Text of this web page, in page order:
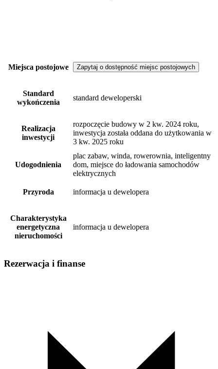
Miejsca postojowe Zapytaj o dostępność miejsc postojowych
Standard
wykończenia
standard deweloperski
Realizacja
inwestycji
rozpoczęcie budowy w 2 kw. 2024 roku,
inwestycja została oddana do użytkowania w
3 kw. 2025 roku
Udogodnienia
plac zabaw, winda, rowerownia, inteligentny
dom, miejsce do ładowania samochodów
elektrycznych
Przyroda informacja u dewelopera
Charakterystyka
energetyczna
nieruchomości
informacja u dewelopera
Rezerwacja i finanse